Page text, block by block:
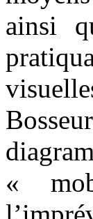
ainsi
«